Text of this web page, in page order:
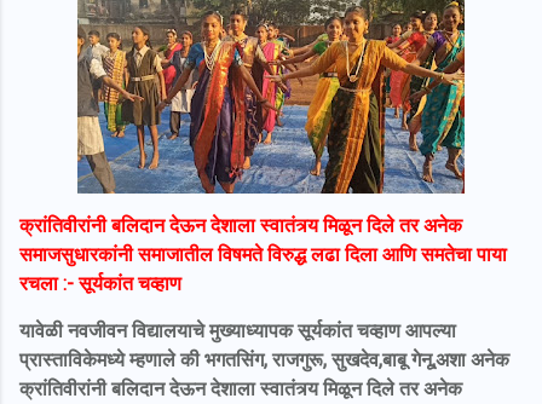
क्रांतिवीरांनी बलिदान देऊन देशाला स्वातंत्र्य मिळून दिले तर अनेक
समाजसुधारकांनी समाजातील विषमते विरुद्ध लढा दिला आणि समतेचा पाया
रचला :- सूर्यकांत चव्हाण
यावेळी नवजीवन विद्यालयाचे मुख्याध्यापक सूर्यकांत चव्हाण आपल्या
प्रास्ताविकेमध्ये म्हणाले की भगतसिंग, राजगुरू, सुखदेव,बाबू गेनू,अशा अनेक
क्रांतिवीरांनी बलिदान देऊन देशाला स्वातंत्र्य मिळून दिले तर अनेक